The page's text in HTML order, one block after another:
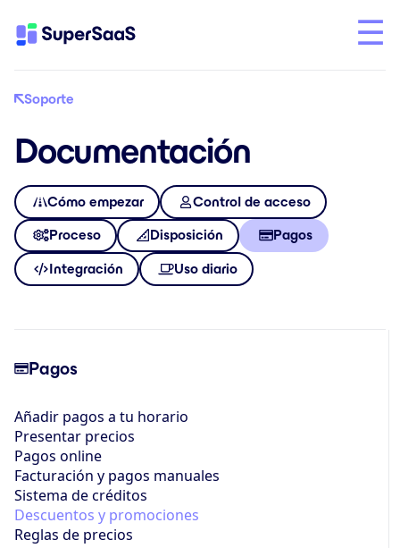
Soporte
Documentación
Cómo empezar Control de acceso
Proceso Disposición Pagos
Integración Uso diario
Pagos
Añadir pagos a tu horario
Presentar precios
Pagos online
Facturación y pagos manuales
Sistema de créditos
Descuentos y promociones
Reglas de precios